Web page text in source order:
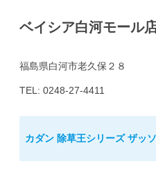
ベイシア白河モール
福島県白河市老久保２８
TEL: 0248-27-4411
カダン 除草王シリーズ ザッ